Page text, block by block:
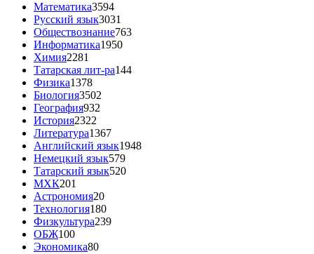
Математика3594
Русский язык3031
Обществознание763
Информатика1950
Химия2281
Татарская лит-ра144
Физика1378
Биология3502
География932
История2322
Литература1367
Английский язык1948
Немецкий язык579
Татарский язык520
МХК201
Астрономия20
Технология180
Физкультура239
ОБЖ100
Экономика80